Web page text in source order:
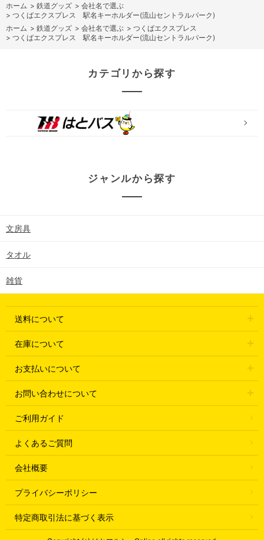
ホーム > 鉄道グッズ > 会社名で選ぶ
> つくばエクスプレス 駅名キーホルダー(流山セントラルパーク)
ホーム > 鉄道グッズ > 会社名で選ぶ > つくばエクスプレス
> つくばエクスプレス 駅名キーホルダー(流山セントラルパーク)
カテゴリから探す
ジャンルから探す
文房具
タオル
雑貨
送料について
在庫について
お支払いについて
お問い合わせについて
ご利用ガイド
よくあるご質問
会社概要
プライバシーポリシー
特定商取引法に基づく表示